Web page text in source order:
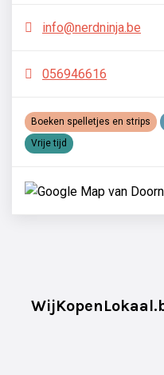
info@nerdninja.be
056946616
Boeken spelletjes en strips
Vrije tijd